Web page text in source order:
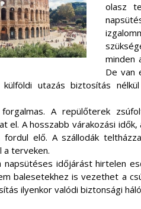
olasz
minden
De van
utazás biztosítás
A repülőterek
el. A hosszabb várakozási
elő. A szállodák
a terveken.
időjárást hirtelen
balesetekhez is vezethet a
ilyenkor valódi biztonsági